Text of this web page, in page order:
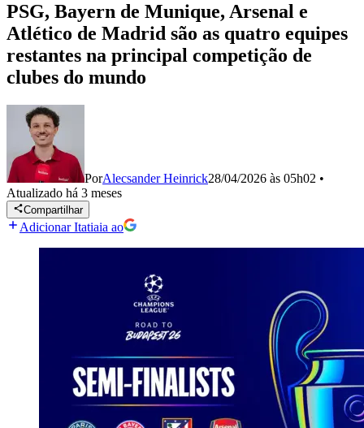
PSG, Bayern de Munique, Arsenal e
Atlético de Madrid são as quatro equipes
restantes na principal competição de
clubes do mundo
PorAlecsander Heinrick28/04/2026 às 05h02 •
Atualizado há 3 meses
Compartilhar
Adicionar Itatiaia ao